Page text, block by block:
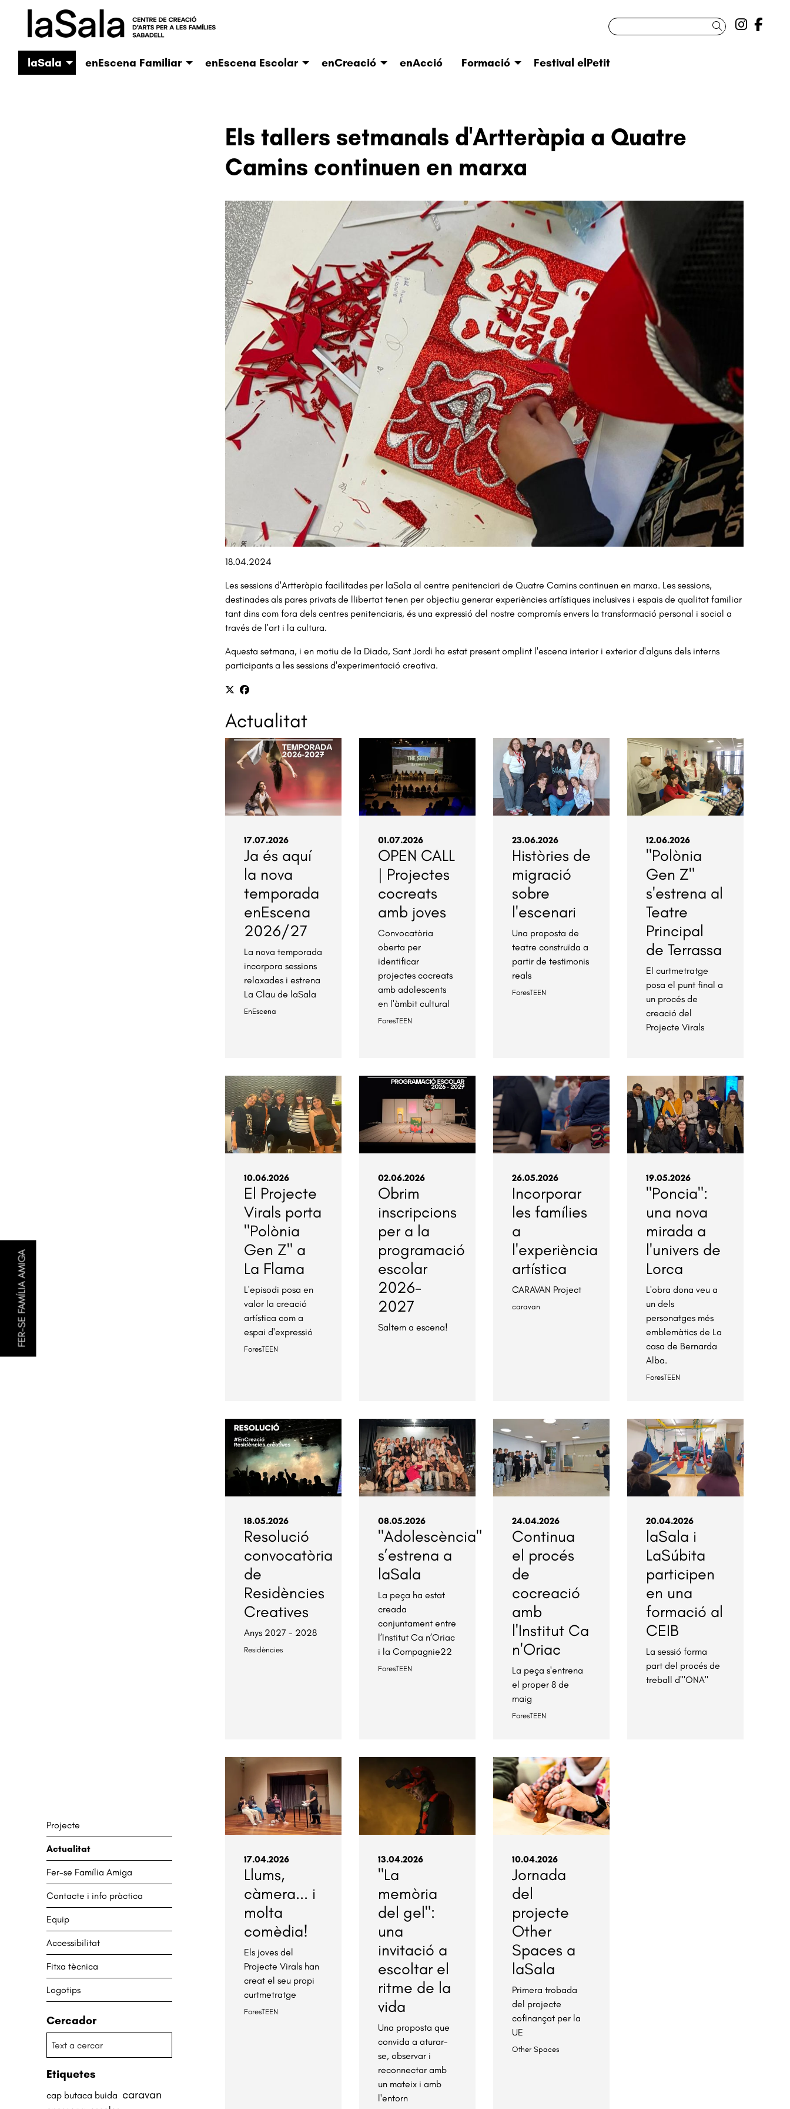
FER-SE FAMÍLIA AMIGA
Link a
Link
Cercar
laSala enEscena Familiar enEscena Escolar enCreació enAcció Formació Festival elPetit
Els tallers setmanals d'Artteràpia a Quatre
Camins continuen en marxa
18.04.2024
Les sessions d'Artteràpia facilitades per laSala al centre penitenciari de Quatre Camins continuen en marxa. Les sessions,
destinades als pares privats de llibertat tenen per objectiu generar experiències artístiques inclusives i espais de qualitat familiar
tant dins com fora dels centres penitenciaris, és una expressió del nostre compromís envers la transformació personal i social a
través de l'art i la cultura.
Aquesta setmana, i en motiu de la Diada, Sant Jordi ha estat present omplint l'escena interior i exterior d'alguns dels interns
participants a les sessions d'experimentació creativa.
Actualitat
17.07.2026
Ja és aquí
la nova
temporada
enEscena
2026/27
La nova temporada
incorpora sessions
relaxades i estrena
La Clau de laSala
EnEscena
01.07.2026
OPEN CALL
| Projectes
cocreats
amb joves
Convocatòria
oberta per
identificar
projectes cocreats
amb adolescents
en l'àmbit cultural
ForesTEEN
23.06.2026
Històries de
migració
sobre
l'escenari
Una proposta de
teatre construïda a
partir de testimonis
reals
ForesTEEN
12.06.2026
"Polònia
Gen Z"
s'estrena al
Teatre
Principal
de Terrassa
El curtmetratge
posa el punt final a
un procés de
creació del
Projecte Virals
10.06.2026
El Projecte
Virals porta
"Polònia
Gen Z" a
La Flama
L'episodi posa en
valor la creació
artística com a
espai d'expressió
ForesTEEN
02.06.2026
Obrim
inscripcions
per a la
programació
escolar
2026-
2027
Saltem a escena!
26.05.2026
Incorporar
les famílies
a
l'experiència
artística
CARAVAN Project
caravan
19.05.2026
"Poncia":
una nova
mirada a
l'univers de
Lorca
L'obra dona veu a
un dels
personatges més
emblemàtics de La
casa de Bernarda
Alba.
ForesTEEN
18.05.2026
Resolució
convocatòria
de
Residències
Creatives
Anys 2027 - 2028
Residències
08.05.2026
"Adolescència"
s’estrena a
laSala
La peça ha estat
creada
conjuntament entre
l’Institut Ca n’Oriac
i la Compagnie22
ForesTEEN
24.04.2026
Continua
el procés
de
cocreació
amb
l'Institut Ca
n'Oriac
La peça s'entrena
el proper 8 de
maig
ForesTEEN
20.04.2026
laSala i
LaSúbita
participen
en una
formació al
CEIB
La sessió forma
part del procés de
treball d'"ONA"
17.04.2026
Llums,
càmera... i
molta
comèdia!
Els joves del
Projecte Virals han
creat el seu propi
curtmetratge
ForesTEEN
13.04.2026
"La
memòria
del gel":
una
invitació a
escoltar el
ritme de la
vida
Una proposta que
convida a aturar-
se, observar i
reconnectar amb
un mateix i amb
l'entorn
10.04.2026
Jornada
del
projecte
Other
Spaces a
laSala
Primera trobada
del projecte
cofinançat per la
UE
Other Spaces
Projecte
Actualitat
Fer-se Família Amiga
Contacte i info pràctica
Equip
Accessibilitat
Fitxa tècnica
Logotips
Cercador
Etiquetes
cap butaca buida caravan